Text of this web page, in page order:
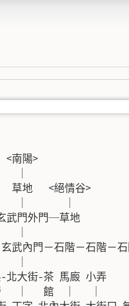
<南陽>
｜
草地   <絕情谷>
｜       ｜
武門外門─草地
｜
武內門－石階－石階－
｜
大街-茶 馬廄 小弄
｜   館  ｜   ｜